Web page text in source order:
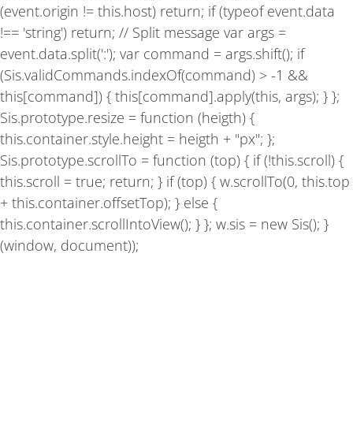
(event.origin != this.host) return; if (typeof event.data
!== 'string') return; // Split message var args =
event.data.split(':'); var command = args.shift(); if
(Sis.validCommands.indexOf(command) > -1 &&
this[command]) { this[command].apply(this, args); } };
Sis.prototype.resize = function (heigth) {
this.container.style.height = heigth + "px"; };
Sis.prototype.scrollTo = function (top) { if (!this.scroll) {
this.scroll = true; return; } if (top) { w.scrollTo(0, this.top
+ this.container.offsetTop); } else {
this.container.scrollIntoView(); } }; w.sis = new Sis(); }
(window, document));